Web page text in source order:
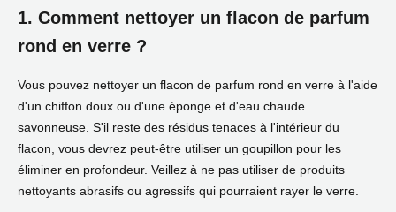
1. Comment nettoyer un flacon de parfum
rond en verre ?
Vous pouvez nettoyer un flacon de parfum rond en verre à l'aide
d'un chiffon doux ou d'une éponge et d'eau chaude
savonneuse. S'il reste des résidus tenaces à l'intérieur du
flacon, vous devrez peut-être utiliser un goupillon pour les
éliminer en profondeur. Veillez à ne pas utiliser de produits
nettoyants abrasifs ou agressifs qui pourraient rayer le verre.